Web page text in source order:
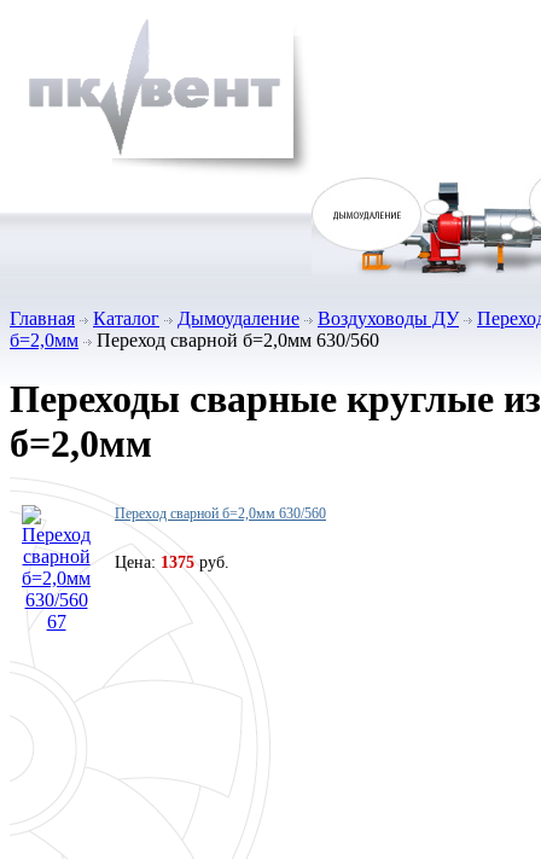
Главная Каталог Дымоудаление Воздуховоды ДУ
б=2,0мм
Переход сварной б=2,0мм 630/560
Переходы сварные круглые
б=2,0мм
Переход сварной б=2,0мм 630/560
Цена: 1375 руб.